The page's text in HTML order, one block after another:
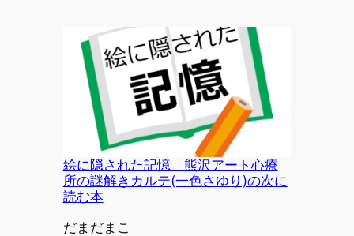
絵に隠された記憶 熊沢アート心療
所の謎解きカルテ(一色さゆり)の次に
読む本
投稿者
だまだまこ